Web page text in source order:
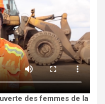
des femmes de la